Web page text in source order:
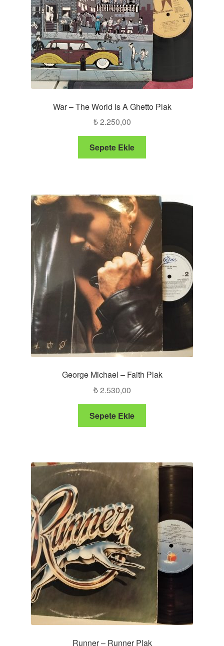
War – The World Is A Ghetto Plak
₺2.250,00
Sepete Ekle
George Michael – Faith Plak
₺2.530,00
Sepete Ekle
Runner – Runner Plak